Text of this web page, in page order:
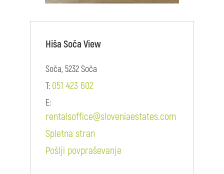
Hiša Soča View
Soča, 5232 Soča
T: 051 423 602
E:
rentalsoffice@sloveniaestates.com
Spletna stran
Pošlji povpraševanje